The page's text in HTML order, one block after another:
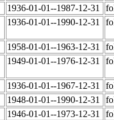
1936-01-01--1987-12-31
1936-01-01--1990-12-31
1958-01-01--1963-12-31
1949-01-01--1976-12-31
1936-01-01--1967-12-31
1948-01-01--1990-12-31
1946-01-01--1973-12-31